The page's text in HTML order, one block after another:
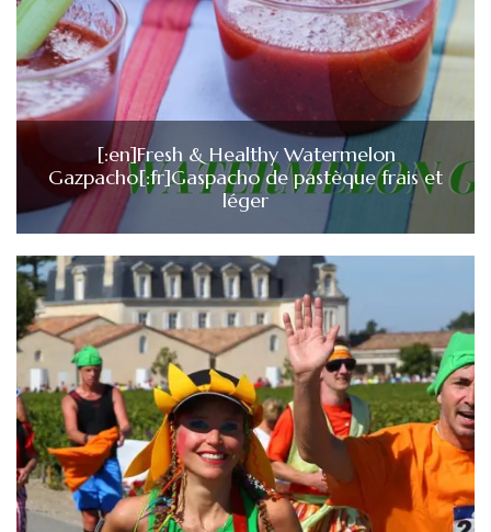
[:en]Fresh & Healthy Watermelon
Gazpacho[:fr]Gaspacho de pastèque frais et
léger